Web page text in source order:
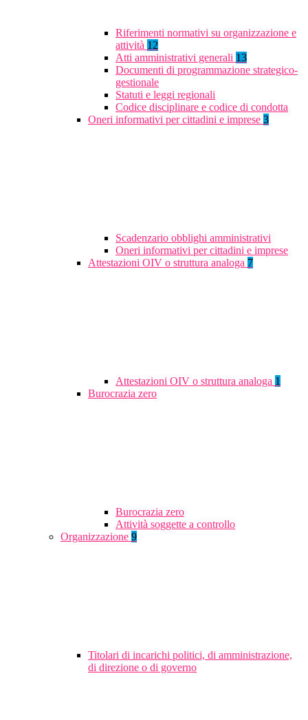
Riferimenti normativi su organizzazione e
attività 12
Atti amministrativi generali 13
Documenti di programmazione strategico-
gestionale
Statuti e leggi regionali
Codice disciplinare e codice di condotta
Oneri informativi per cittadini e imprese 3
Scadenzario obblighi amministrativi
Oneri informativi per cittadini e imprese
Attestazioni OIV o struttura analoga 7
Attestazioni OIV o struttura analoga 1
Burocrazia zero
Burocrazia zero
Attività soggette a controllo
Organizzazione 9
Titolari di incarichi politici, di amministrazione,
di direzione o di governo